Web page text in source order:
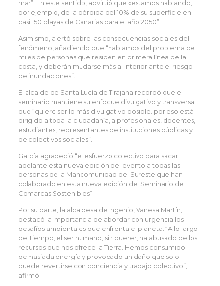
mar”. En este sentido, advirtió que «estamos hablando,
por ejemplo, de la pérdida del 10% de su superficie en
casi 150 playas de Canarias para el año 2050”.
Asimismo, alertó sobre las consecuencias sociales del
fenómeno, añadiendo que “hablamos del problema de
miles de personas que residen en primera línea de la
costa, y deberán mudarse más al interior ante el riesgo
de inundaciones”.
El alcalde de Santa Lucía de Tirajana recordó que el
seminario mantiene su enfoque divulgativo y transversal
que “quiere ser lo más divulgativo posible, por eso está
dirigido a toda la ciudadanía, a profesionales, docentes,
estudiantes, representantes de instituciones públicas y
de colectivos sociales”.
García agradeció “el esfuerzo colectivo para sacar
adelante esta nueva edición del evento a todas las
personas de la Mancomunidad del Sureste que han
colaborado en esta nueva edición del Seminario de
Comarcas Sostenibles”.
Por su parte, la alcaldesa de Ingenio, Vanesa Martín,
destacó la importancia de abordar con urgencia los
desafíos ambientales que enfrenta el planeta. “A lo largo
del tiempo, el ser humano, sin querer, ha abusado de los
recursos que nos ofrece la Tierra. Hemos consumido
demasiada energía y provocado un daño que solo
puede revertirse con conciencia y trabajo colectivo”,
afirmó.